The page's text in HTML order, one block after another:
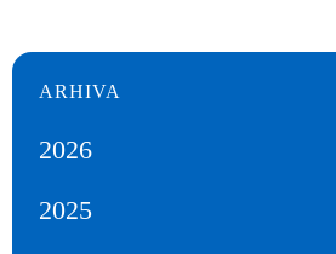
ARHIVA
2026
2025